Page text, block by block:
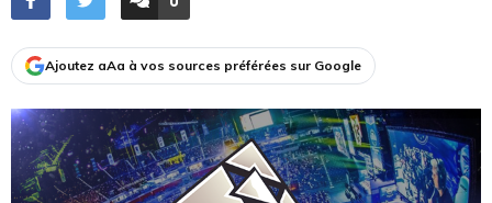
ACCÉDER AUX
COMMENTAIRES
Ajoutez aAa à vos sources préférées sur Google